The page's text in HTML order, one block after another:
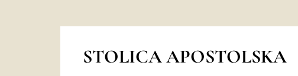
STOLICA APOSTOLSKA